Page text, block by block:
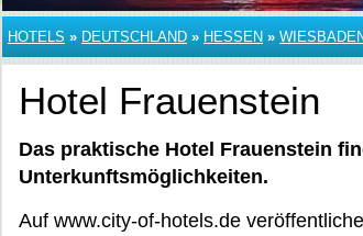
HOTELS » DEUTSCHLAND » HESSEN »
Hotel Frauenstein
Das praktische Hotel Frauenstein
Unterkunftsmöglichkeiten.
Auf www.city-of-hotels.de